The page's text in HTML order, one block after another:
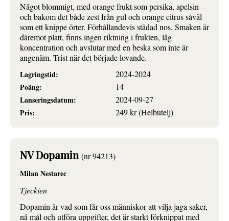
Något blommigt, med orange frukt som persika, apelsin
och bakom det både zest från gul och orange citrus såväl
som ett knippe örter. Förhållandevis städad nos. Smaken är
däremot platt, finns ingen riktning i frukten, låg
koncentration och avslutar med en beska som inte är
angenäm. Trist när det började lovande.
Lagringstid:
2024-2024
Poäng:
14
Lanseringsdatum:
2024-09-27
Pris:
249 kr (Helbutelj)
NV Dopamin(nr 94213)
Milan Nestarec
Tjeckien
Dopamin är vad som får oss människor att vilja jaga saker,
nå mål och utföra uppgifter, det är starkt förknippat med